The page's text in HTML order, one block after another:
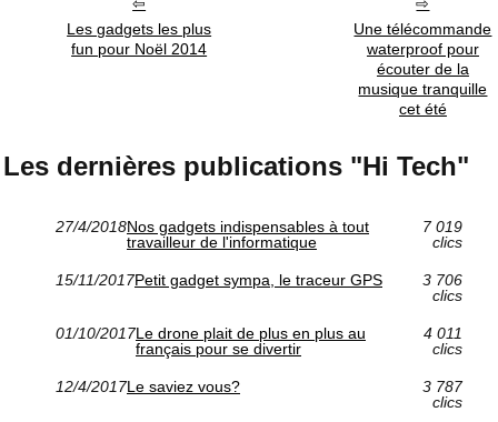
Les gadgets les plus
fun pour Noël 2014
Une télécommande
waterproof pour
écouter de la
musique tranquille
cet été
Les dernières publications "Hi Tech"
27/4/2018Nos gadgets indispensables à tout
travailleur de l'informatique
7 019
clics
15/11/2017Petit gadget sympa, le traceur GPS
3 706
clics
01/10/2017Le drone plait de plus en plus au
français pour se divertir
4 011
clics
12/4/2017Le saviez vous?
3 787
clics